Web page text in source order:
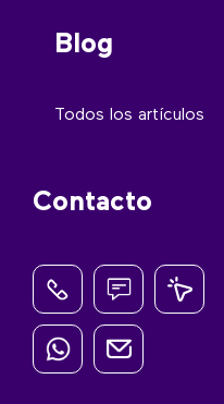
Blog
Todos los artículos
Contacto